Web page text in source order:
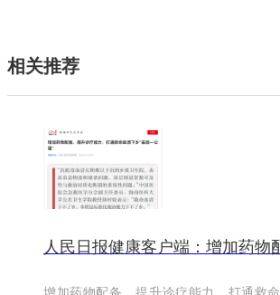
相关推荐
人民日报健康客户端：增加药物